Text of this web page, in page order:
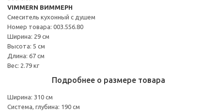
VIMMERN ВИММЕРН
Смеситель кухонный с душем
Номер товара: 003.556.80
Ширина: 29 см
Высота: 5 см
Длина: 67 см
Вес: 2.79 кг
Подробнее о размере товара
Ширина: 310 см
Система, глубина: 190 см